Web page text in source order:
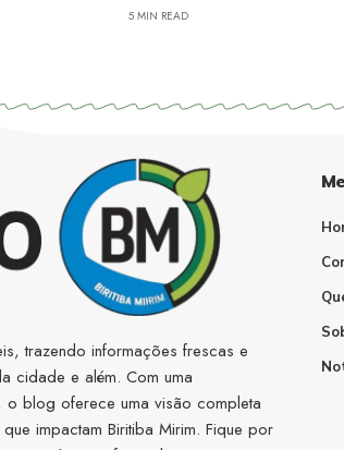
5 MIN READ
trazendo informações frescas e
cidade e além. Com uma
blog oferece uma visão completa
impactam Biritiba Mirim. Fique por